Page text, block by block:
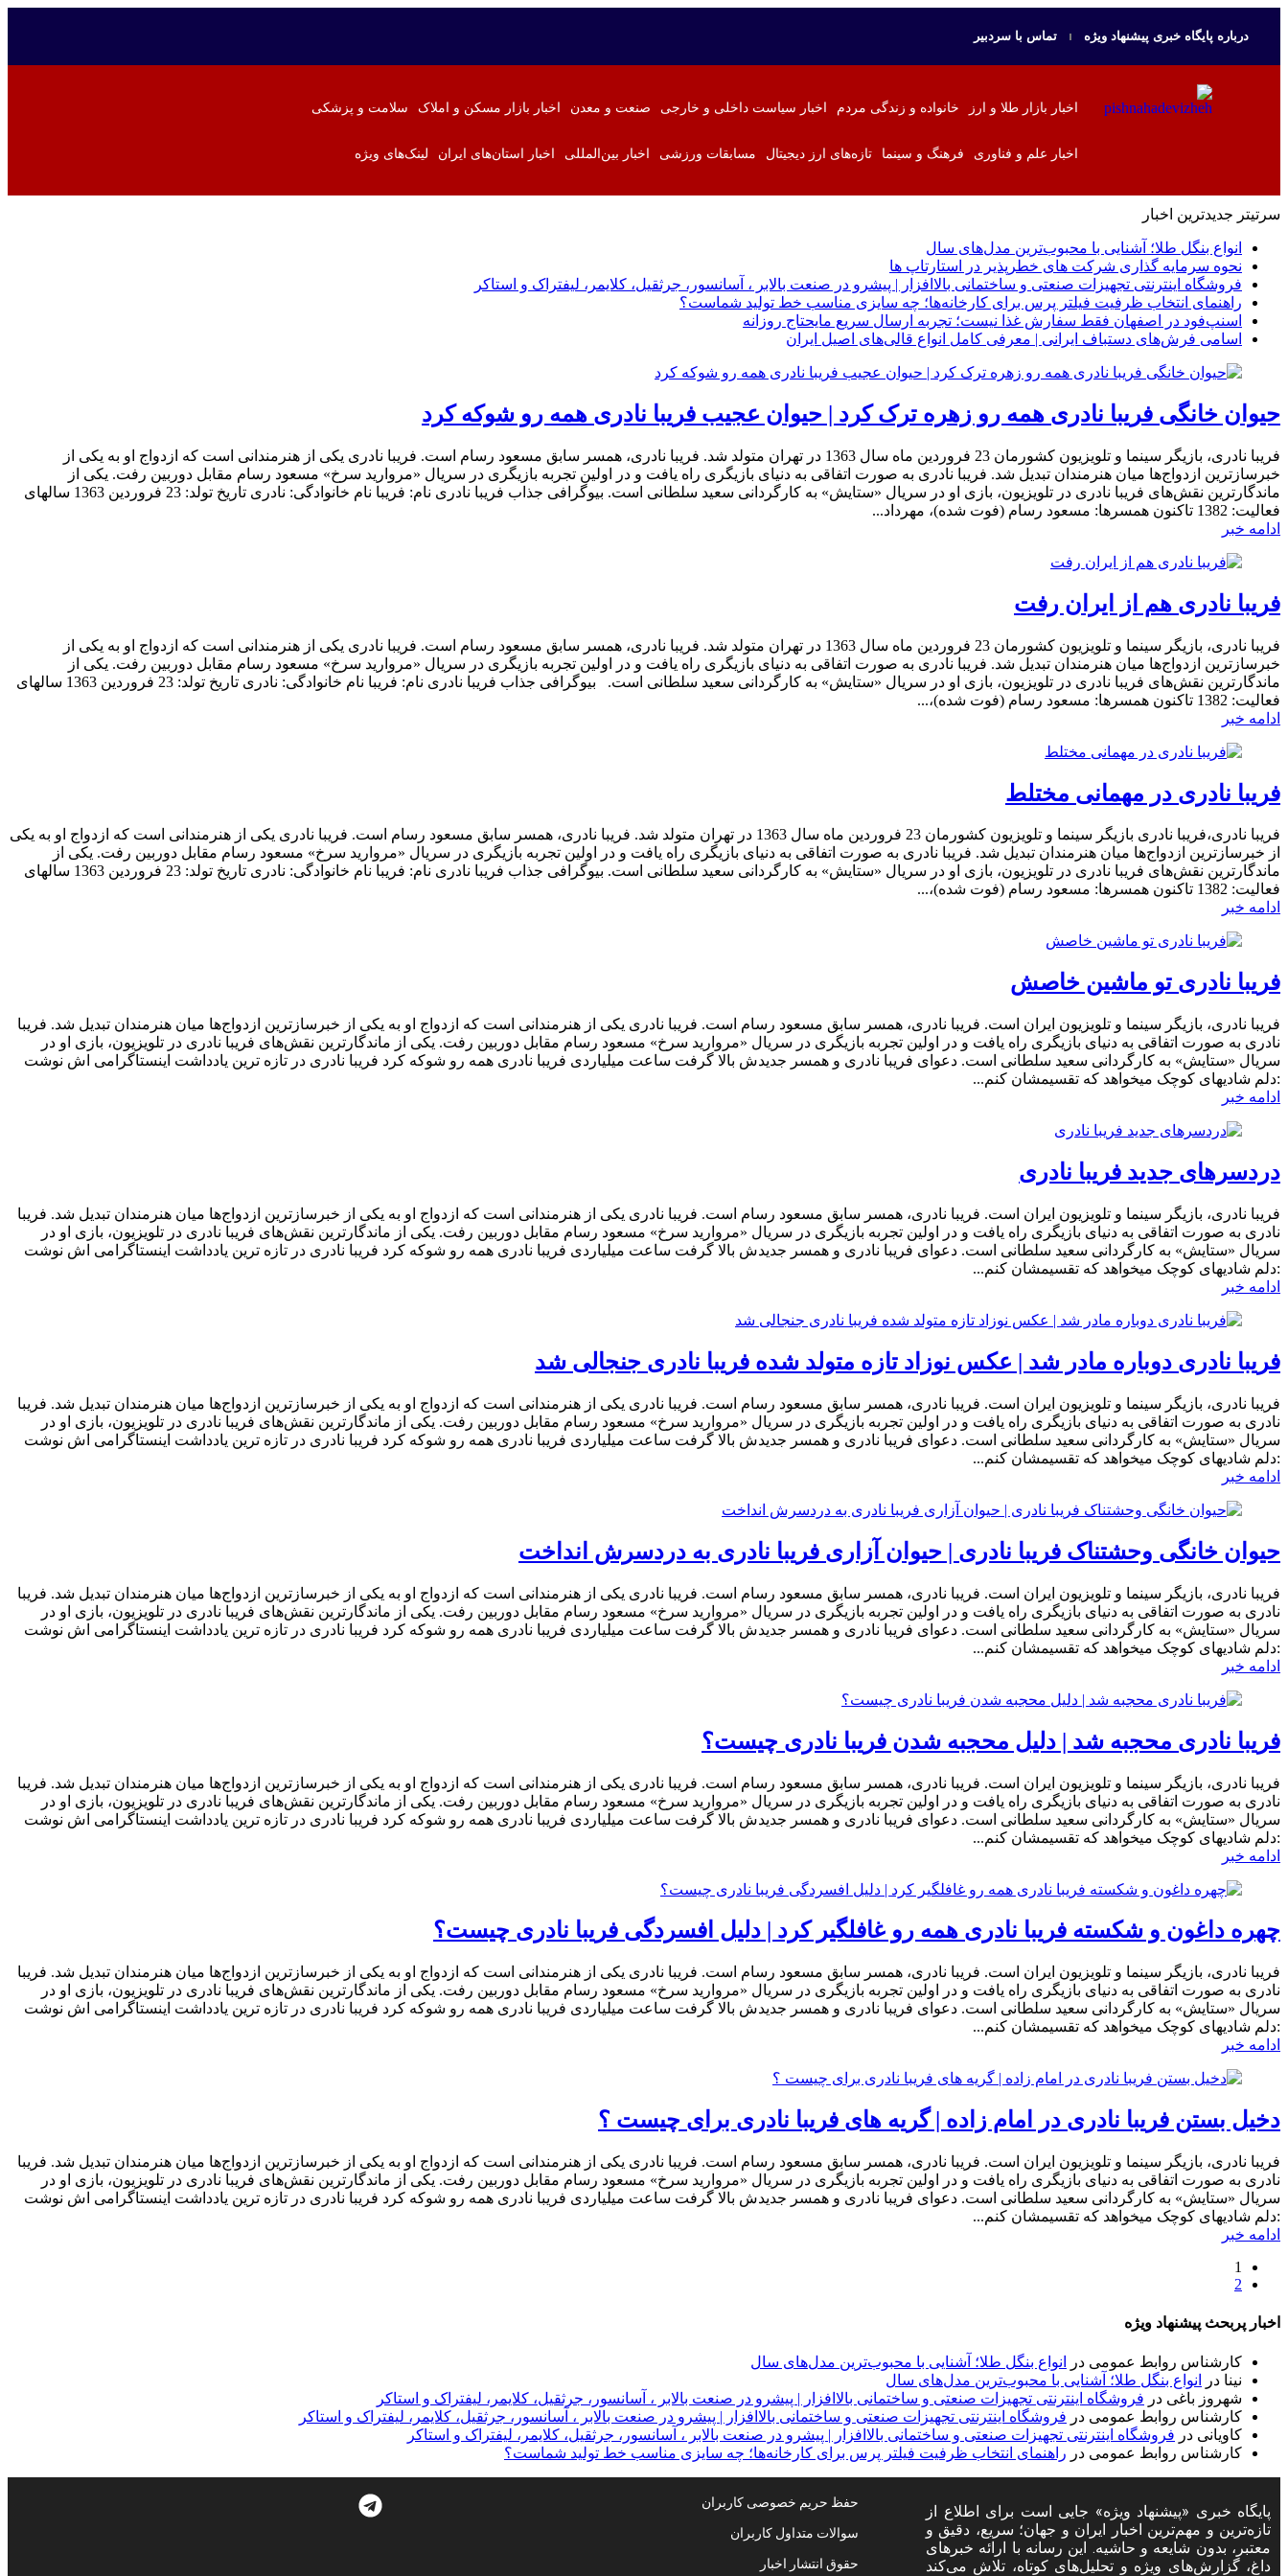
درباره پایگاه خبری پیشنهاد ویژه تماس با سردبیر
اخبار بازار طلا و ارز خانواده و زندگی مردم اخبار سیاست داخلی و خارجی صنعت و معدن اخبار بازار مسکن و املاک سلامت و پزشکی
اخبار علم و فناوری فرهنگ و سینما تازه‌های ارز دیجیتال مسابقات ورزشی اخبار بین‌المللی اخبار استان‌های ایران لینک‌های ویژه
سرتیتر جدیدترین اخبار
انواع بنگل طلا؛ آشنایی با محبوب‌ترین مدل‌های سال
نحوه سرمایه‌ گذاری شرکت‌ های خطرپذیر در استارتاپ ها
فروشگاه اینترنتی تجهیزات صنعتی و ساختمانی بالاافزار | پیشرو در صنعت بالابر ، آسانسور، جرثقیل، کلایمر، لیفتراک و استاکر
راهنمای انتخاب ظرفیت فیلتر پرس برای کارخانه‌ها؛ چه سایزی مناسب خط تولید شماست؟
اسنپ‌فود در اصفهان فقط سفارش غذا نیست؛ تجربه ارسال سریع مایحتاج روزانه
اسامی فرش‌های دستباف ایرانی | معرفی کامل انواع قالی‌های اصیل ایران
حیوان خانگی فریبا نادری همه رو زهره ترک کرد | حیوان عجیب فریبا نادری همه رو شوکه کرد
فریبا نادری، بازیگر سینما و تلویزیون کشورمان 23 فروردین ماه سال 1363 در تهران متولد شد. فریبا نادری، همسر سابق مسعود رسام است. فریبا نادری یکی از هنرمندانی است که ازدواج او به یکی از
خبرسازترین ازدواج‌ها میان هنرمندان تبدیل شد. فریبا نادری به صورت اتفاقی به دنیای بازیگری راه یافت و در اولین تجربه بازیگری در سریال «مروارید سرخ» مسعود رسام مقابل دوربین رفت. یکی از
ماندگارترین نقش‌های فریبا نادری در تلویزیون، بازی او در سریال «ستایش» به کارگردانی سعید سلطانی است. بیوگرافی جذاب فریبا نادری نام: فریبا نام خانوادگی: نادری تاریخ تولد: 23 فروردین 1363 سالهای
فعالیت: 1382 تاکنون همسرها: مسعود رسام (فوت شده)، مهرداد...
ادامه خبر
فریبا نادری هم از ایران رفت
فریبا نادری، بازیگر سینما و تلویزیون کشورمان 23 فروردین ماه سال 1363 در تهران متولد شد. فریبا نادری، همسر سابق مسعود رسام است. فریبا نادری یکی از هنرمندانی است که ازدواج او به یکی از
خبرسازترین ازدواج‌ها میان هنرمندان تبدیل شد. فریبا نادری به صورت اتفاقی به دنیای بازیگری راه یافت و در اولین تجربه بازیگری در سریال «مروارید سرخ» مسعود رسام مقابل دوربین رفت. یکی از
ماندگارترین نقش‌های فریبا نادری در تلویزیون، بازی او در سریال «ستایش» به کارگردانی سعید سلطانی است. بیوگرافی جذاب فریبا نادری نام: فریبا نام خانوادگی: نادری تاریخ تولد: 23 فروردین 1363 سالهای
فعالیت: 1382 تاکنون همسرها: مسعود رسام (فوت شده)،...
ادامه خبر
فریبا نادری در مهمانی مختلط
فریبا نادری،فریبا نادری بازیگر سینما و تلویزیون کشورمان 23 فروردین ماه سال 1363 در تهران متولد شد. فریبا نادری، همسر سابق مسعود رسام است. فریبا نادری یکی از هنرمندانی است که ازدواج او به یکی
از خبرسازترین ازدواج‌ها میان هنرمندان تبدیل شد. فریبا نادری به صورت اتفاقی به دنیای بازیگری راه یافت و در اولین تجربه بازیگری در سریال «مروارید سرخ» مسعود رسام مقابل دوربین رفت. یکی از
ماندگارترین نقش‌های فریبا نادری در تلویزیون، بازی او در سریال «ستایش» به کارگردانی سعید سلطانی است. بیوگرافی جذاب فریبا نادری نام: فریبا نام خانوادگی: نادری تاریخ تولد: 23 فروردین 1363 سالهای
فعالیت: 1382 تاکنون همسرها: مسعود رسام (فوت شده)،...
ادامه خبر
فریبا نادری تو ماشین خاصش
فریبا نادری، بازیگر سینما و تلویزیون ایران است. فریبا نادری، همسر سابق مسعود رسام است. فریبا نادری یکی از هنرمندانی است که ازدواج او به یکی از خبرسازترین ازدواج‌ها میان هنرمندان تبدیل شد. فریبا
نادری به صورت اتفاقی به دنیای بازیگری راه یافت و در اولین تجربه بازیگری در سریال «مروارید سرخ» مسعود رسام مقابل دوربین رفت. یکی از ماندگارترین نقش‌های فریبا نادری در تلویزیون، بازی او در
سریال «ستایش» به کارگردانی سعید سلطانی است. دعوای فریبا نادری و همسر جدیدش بالا گرفت ساعت میلیاردی فریبا نادری همه رو شوکه کرد فریبا نادری در تازه ترین یادداشت اینستاگرامی اش نوشت
:دلم شادیهای کوچک میخواهد که تقسیمشان کنم...
ادامه خبر
دردسرهای جدید فریبا نادری
فریبا نادری، بازیگر سینما و تلویزیون ایران است. فریبا نادری، همسر سابق مسعود رسام است. فریبا نادری یکی از هنرمندانی است که ازدواج او به یکی از خبرسازترین ازدواج‌ها میان هنرمندان تبدیل شد. فریبا
نادری به صورت اتفاقی به دنیای بازیگری راه یافت و در اولین تجربه بازیگری در سریال «مروارید سرخ» مسعود رسام مقابل دوربین رفت. یکی از ماندگارترین نقش‌های فریبا نادری در تلویزیون، بازی او در
سریال «ستایش» به کارگردانی سعید سلطانی است. دعوای فریبا نادری و همسر جدیدش بالا گرفت ساعت میلیاردی فریبا نادری همه رو شوکه کرد فریبا نادری در تازه ترین یادداشت اینستاگرامی اش نوشت
:دلم شادیهای کوچک میخواهد که تقسیمشان کنم...
ادامه خبر
فریبا نادری دوباره مادر شد | عکس نوزاد تازه متولد شده فریبا نادری جنجالی شد
فریبا نادری، بازیگر سینما و تلویزیون ایران است. فریبا نادری، همسر سابق مسعود رسام است. فریبا نادری یکی از هنرمندانی است که ازدواج او به یکی از خبرسازترین ازدواج‌ها میان هنرمندان تبدیل شد. فریبا
نادری به صورت اتفاقی به دنیای بازیگری راه یافت و در اولین تجربه بازیگری در سریال «مروارید سرخ» مسعود رسام مقابل دوربین رفت. یکی از ماندگارترین نقش‌های فریبا نادری در تلویزیون، بازی او در
سریال «ستایش» به کارگردانی سعید سلطانی است. دعوای فریبا نادری و همسر جدیدش بالا گرفت ساعت میلیاردی فریبا نادری همه رو شوکه کرد فریبا نادری در تازه ترین یادداشت اینستاگرامی اش نوشت
:دلم شادیهای کوچک میخواهد که تقسیمشان کنم...
ادامه خبر
حیوان خانگی وحشتناک فریبا نادری | حیوان آزاری فریبا نادری به دردسرش انداخت
فریبا نادری، بازیگر سینما و تلویزیون ایران است. فریبا نادری، همسر سابق مسعود رسام است. فریبا نادری یکی از هنرمندانی است که ازدواج او به یکی از خبرسازترین ازدواج‌ها میان هنرمندان تبدیل شد. فریبا
نادری به صورت اتفاقی به دنیای بازیگری راه یافت و در اولین تجربه بازیگری در سریال «مروارید سرخ» مسعود رسام مقابل دوربین رفت. یکی از ماندگارترین نقش‌های فریبا نادری در تلویزیون، بازی او در
سریال «ستایش» به کارگردانی سعید سلطانی است. دعوای فریبا نادری و همسر جدیدش بالا گرفت ساعت میلیاردی فریبا نادری همه رو شوکه کرد فریبا نادری در تازه ترین یادداشت اینستاگرامی اش نوشت
:دلم شادیهای کوچک میخواهد که تقسیمشان کنم...
ادامه خبر
فریبا نادری محجبه شد | دلیل محجبه شدن فریبا نادری چیست؟
فریبا نادری، بازیگر سینما و تلویزیون ایران است. فریبا نادری، همسر سابق مسعود رسام است. فریبا نادری یکی از هنرمندانی است که ازدواج او به یکی از خبرسازترین ازدواج‌ها میان هنرمندان تبدیل شد. فریبا
نادری به صورت اتفاقی به دنیای بازیگری راه یافت و در اولین تجربه بازیگری در سریال «مروارید سرخ» مسعود رسام مقابل دوربین رفت. یکی از ماندگارترین نقش‌های فریبا نادری در تلویزیون، بازی او در
سریال «ستایش» به کارگردانی سعید سلطانی است. دعوای فریبا نادری و همسر جدیدش بالا گرفت ساعت میلیاردی فریبا نادری همه رو شوکه کرد فریبا نادری در تازه ترین یادداشت اینستاگرامی اش نوشت
:دلم شادیهای کوچک میخواهد که تقسیمشان کنم...
ادامه خبر
چهره داغون و شکسته فریبا نادری همه رو غافلگیر کرد | دلیل افسردگی فریبا نادری چیست؟
فریبا نادری، بازیگر سینما و تلویزیون ایران است. فریبا نادری، همسر سابق مسعود رسام است. فریبا نادری یکی از هنرمندانی است که ازدواج او به یکی از خبرسازترین ازدواج‌ها میان هنرمندان تبدیل شد. فریبا
نادری به صورت اتفاقی به دنیای بازیگری راه یافت و در اولین تجربه بازیگری در سریال «مروارید سرخ» مسعود رسام مقابل دوربین رفت. یکی از ماندگارترین نقش‌های فریبا نادری در تلویزیون، بازی او در
سریال «ستایش» به کارگردانی سعید سلطانی است. دعوای فریبا نادری و همسر جدیدش بالا گرفت ساعت میلیاردی فریبا نادری همه رو شوکه کرد فریبا نادری در تازه ترین یادداشت اینستاگرامی اش نوشت
:دلم شادیهای کوچک میخواهد که تقسیمشان کنم...
ادامه خبر
دخیل بستن فریبا نادری در امام زاده | گریه های فریبا نادری برای چیست ؟
فریبا نادری، بازیگر سینما و تلویزیون ایران است. فریبا نادری، همسر سابق مسعود رسام است. فریبا نادری یکی از هنرمندانی است که ازدواج او به یکی از خبرسازترین ازدواج‌ها میان هنرمندان تبدیل شد. فریبا
نادری به صورت اتفاقی به دنیای بازیگری راه یافت و در اولین تجربه بازیگری در سریال «مروارید سرخ» مسعود رسام مقابل دوربین رفت. یکی از ماندگارترین نقش‌های فریبا نادری در تلویزیون، بازی او در
سریال «ستایش» به کارگردانی سعید سلطانی است. دعوای فریبا نادری و همسر جدیدش بالا گرفت ساعت میلیاردی فریبا نادری همه رو شوکه کرد فریبا نادری در تازه ترین یادداشت اینستاگرامی اش نوشت
:دلم شادیهای کوچک میخواهد که تقسیمشان کنم...
ادامه خبر
1
2
اخبار پربحث پیشنهاد ویژه
کارشناس روابط عمومی در
انواع بنگل طلا؛ آشنایی با محبوب‌ترین مدل‌های سال
نینا در
انواع بنگل طلا؛ آشنایی با محبوب‌ترین مدل‌های سال
شهروز باغی در فروشگاه اینترنتی تجهیزات صنعتی و ساختمانی بالاافزار | پیشرو در صنعت بالابر ، آسانسور، جرثقیل، کلایمر، لیفتراک و استاکر
کارشناس روابط عمومی در فروشگاه اینترنتی تجهیزات صنعتی و ساختمانی بالاافزار | پیشرو در صنعت بالابر ، آسانسور، جرثقیل، کلایمر، لیفتراک و استاکر
کاویانی در فروشگاه اینترنتی تجهیزات صنعتی و ساختمانی بالاافزار | پیشرو در صنعت بالابر ، آسانسور، جرثقیل، کلایمر، لیفتراک و استاکر
کارشناس روابط عمومی در راهنمای انتخاب ظرفیت فیلتر پرس برای کارخانه‌ها؛ چه سایزی مناسب خط تولید شماست؟
پایگاه خبری «پیشنهاد ویژه» جایی است برای اطلاع از
تازه‌ترین و مهم‌ترین اخبار ایران و جهان؛ سریع، دقیق و
معتبر، بدون شایعه و حاشیه. این رسانه با ارائه خبرهای
داغ، گزارش‌های ویژه و تحلیل‌های کوتاه، تلاش می‌کند
حفظ حریم خصوصی کاربران
سوالات متداول کاربران
حقوق انتشار اخبار